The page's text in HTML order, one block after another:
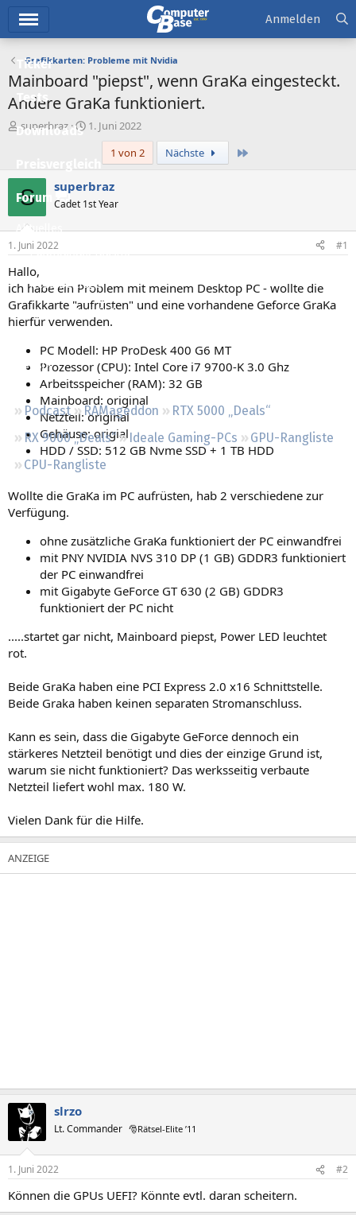
Ticker
Tests
Downloads
Forum
Aktuelles
Empfohlene Inhalte
Neue Beiträge
Neueste Aktivitäten
Regeln
Podcast RAMageddon
RTX 5000 „Deals“
RX 9000 „Deals“
Ideale Gaming-PCs
GPU-Rangliste
CPU-Rangliste
Anmelden
Grafikkarten: Probleme mit Nvidia
Mainboard "piepst", wenn GraKa eingesteckt.
Andere GraKa funktioniert.
E
t
e
l
e
superbraz
E
t
e
l
m
1. Juni 2022
1 von 2
Nächste
S superbraz
Cadet 1st Year
1. Juni 2022 #1
Hallo,
ich habe ein Problem mit meinem Desktop PC - wollte die
Grafikkarte "aufrüsten" und eine vorhandene Geforce GraKa
hierfür verwenden.
PC Modell: HP ProDesk 400 G6 MT
Prozessor (CPU): Intel Core i7 9700-K 3.0 Ghz
Arbeitsspeicher (RAM): 32 GB
Mainboard: original
Netzteil: original
Gehäuse: origial
HDD / SSD: 512 GB Nvme SSD + 1 TB HDD
Wollte die GraKa im PC aufrüsten, hab 2 verschiedene zur
Verfügung.
ohne zusätzliche GraKa funktioniert der PC einwandfrei
mit PNY NVIDIA NVS 310 DP (1 GB) GDDR3 funktioniert
der PC einwandfrei
mit Gigabyte GeForce GT 630 (2 GB) GDDR3
funktioniert der PC nicht
.....startet gar nicht, Mainboard piepst, Power LED leuchtet
rot.
Beide GraKa haben eine PCI Express 2.0 x16 Schnittstelle.
Beide Graka haben keinen separaten Stromanschluss.
Kann es sein, dass die Gigabyte GeForce dennoch ein
stärkeres Netzteil benötigt und dies der einzige Grund ist,
warum sie nicht funktioniert? Das werksseitig verbaute
Netzteil liefert wohl max. 180 W.
Vielen Dank für die Hilfe.
slrzo
Lt. Commander 🎅Rätsel-Elite ’11
1. Juni 2022 #2
Können die GPUs UEFI? Könnte evtl. daran scheitern.